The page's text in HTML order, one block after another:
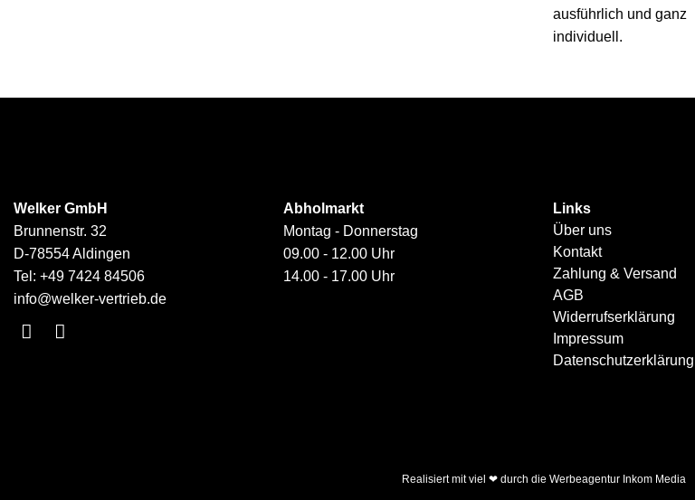
ausführlich und ganz
individuell.
Welker GmbH
Brunnenstr. 32
D-78554 Aldingen
Tel: +49 7424 84506
info@welker-vertrieb.de
Abholmarkt
Montag - Donnerstag
09.00 - 12.00 Uhr
14.00 - 17.00 Uhr
Links
Über uns
Kontakt
Zahlung & Versand
AGB
Widerrufserklärung
Impressum
Datenschutzerklärung
Realisiert mit viel ❤ durch die Werbeagentur Inkom Media